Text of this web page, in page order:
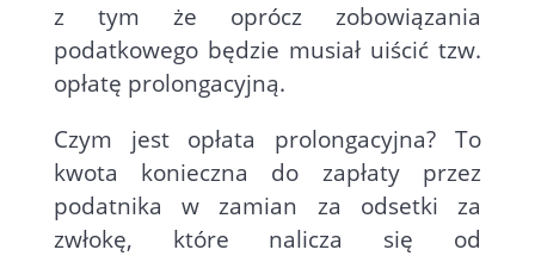
z tym że oprócz zobowiązania
podatkowego będzie musiał uiścić tzw.
opłatę prolongacyjną.
Czym jest opłata prolongacyjna? To
kwota konieczna do zapłaty przez
podatnika w zamian za odsetki za
zwłokę, które nalicza się od